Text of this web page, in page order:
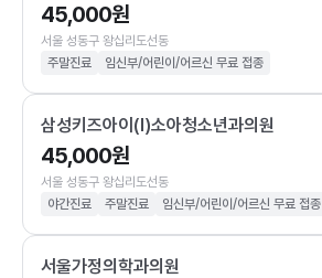
45,000원
서울 성동구 왕십리도선동
주말진료
임신부/어린이/어르신 무료 접종
삼성키즈아이(I)소아청소년과의원
45,000원
서울 성동구 왕십리도선동
야간진료
주말진료 임신부/어린이/어르신 무료 접종
서울가정의학과의원